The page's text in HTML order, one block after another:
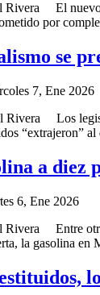
El nuevo
por
se
7, Ene 2026
Los
“extrajeron”
a diez
6, Ene 2026
Entre otras
la gasolina en